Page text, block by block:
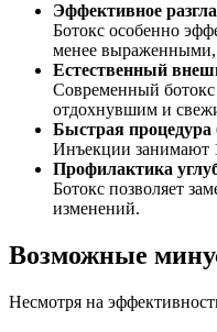
Эффективное
Ботокс особенно
менее выраженными,
Естественный
Современный
отдохнувшим и
Быстрая процедура
Инъекции занимают
Профилактика
Ботокс позволяет
изменений.
Возможные
Несмотря на